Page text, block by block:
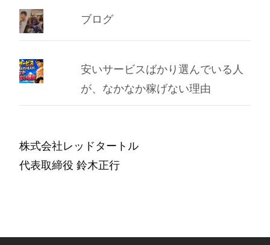
ブログ
安いサービスばかり選んでいる人
が、なかなか稼げない理由
株式会社レッドタートル
代表取締役 鈴木正行